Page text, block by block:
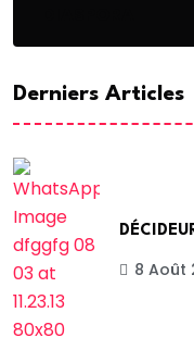
Derniers Articles
8 Août